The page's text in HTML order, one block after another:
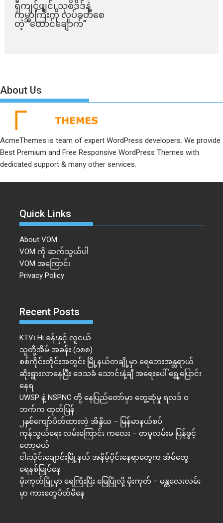
ရှီကျင့်ဖျင်၊ သုစိဒိဒ်နဲ့
ကမ္ဘာကြီးကို လှုပ်ခတ်စေ
တဲ့ “ထောင်ချောက်”
About Us
AcmeThemes is team of expert WordPress developers. We provide
Best Premium and Free Responsive WordPress Themes with
dedicated support & many other services.
Quick Links
About VOM
VOM ကို ဆက်သွယ်ပါ
VOM အကြောင်း
Privacy Policy
Recent Posts
KTV၊ Hi ခန်းနှင့် လူငယ်
သူတို့အိမ် အခန်း (၁၈၈)
စစ်ကိုင်းတိုင်းအတွင်း မြို့နယ်တချို့မှာ ရေဘေးအန္တရာယ်
ဆိုးရွားလာနေပြီး ဒေသခံ သောင်းနဲ့ချီ အရေးပေါ် ရွှေ့ပြောင်း
နေရ
UWSP နဲ့ NSPNC တို့ နေပြည်တော်မှာ တွေ့ဆုံမှု ရလဒ် ဝ
ဘက်က ထုတ်ပြန်
၂နှစ်​ကျော်ပိတ်ထားတဲ့ အိန္ဒိယ – မြန်မာနယ်စပ်
ကုန်သွယ်ရေး လမ်းကြောင်း ကလေး – တမူလမ်းမ ပြန်ဖွင့်
တော့မယ်
ငါးသိုင်းချောင်းမြို့နယ် အနိမ့်ပိုင်းနေရာတွေက အိမ်​တွေ
ရေနစ်မြုပ်နေ
မိုးကုတ်မြို့မှာ ရေကြီးပြီး မြေပြိုလို့ မိုးကုတ် – မန္တလေးလမ်း
မှာ ကားတွေပိတ်မိနေ